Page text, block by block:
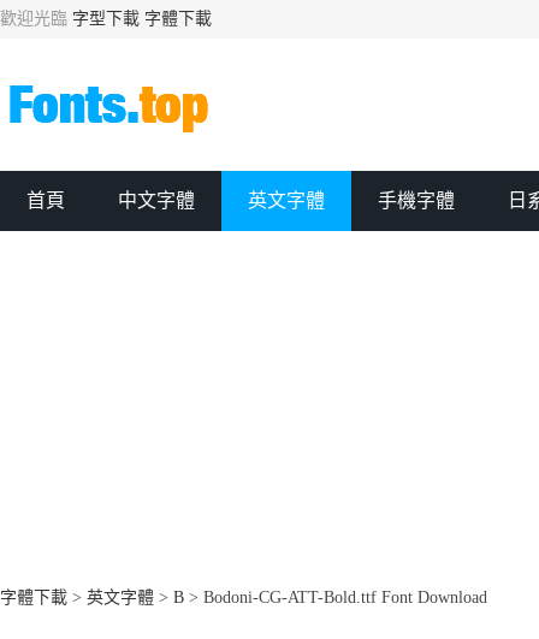
歡迎光臨 字型下載 字體下載
首頁 中文字體 英文字體 手機字體 日
字體下載 > 英文字體 > B > Bodoni-CG-ATT-Bold.ttf Font Download